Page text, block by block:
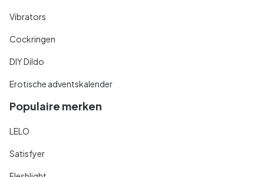
Vibrators
Cockringen
DIY Dildo
Erotische adventskalender
Populaire merken
LELO
Satisfyer